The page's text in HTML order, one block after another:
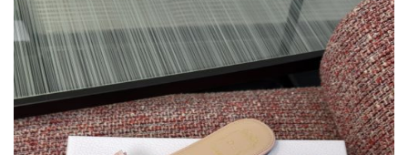
ザ
ー
登
録
ン
オ
ー
ダ
ー
お
知
ら
yoyocopys@gmail.com
📢 2026春の新作続々更新中！期間中のご注文でお得な割引をご利用いただ
新作入荷！ルイ・ヴィトンスーパーコピー バッグ最新モデルが登場。